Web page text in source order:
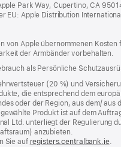
Park Way, Cupertino, CA
EU: Apple Distribution
von Apple übernommenen
der Armbänder vorbehalten.
als Persönliche
(20 %) und
die entsprechend dem
oder der Region, aus dem/
Produkt ist auf dem
Ltd. unterliegt der Regulierung
anzubieten.
Sie auf registers.centralbank.ie.